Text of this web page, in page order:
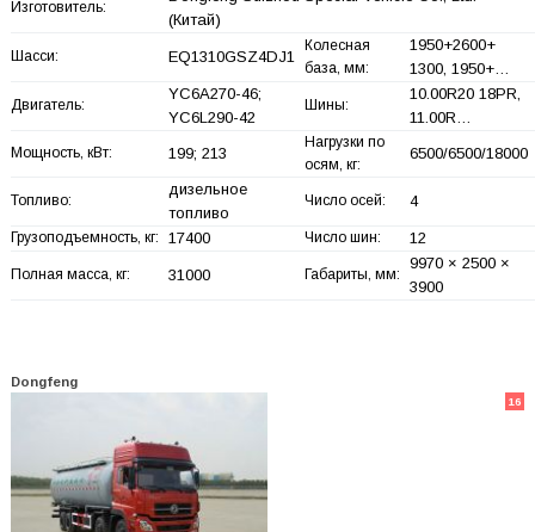
Изготовитель:
(Китай)
Шасси: EQ1310GSZ4DJ1
Колесная
база, мм:
1950+2600+
1300, 1950+…
Двигатель:
YC6A270-46;
YC6L290-42
Шины:
10.00R20 18PR,
11.00R…
Мощность, кВт: 199; 213
Нагрузки по
осям, кг:
6500/6500/18000
Топливо:
дизельное
топливо
Число осей: 4
Грузоподъемность, кг: 17400 Число шин: 12
Полная масса, кг: 31000 Габариты, мм:
9970 × 2500 ×
3900
Dongfeng
16